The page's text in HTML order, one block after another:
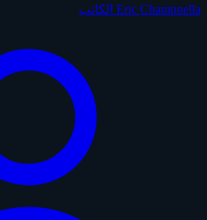
Eric Champnella الكاتب